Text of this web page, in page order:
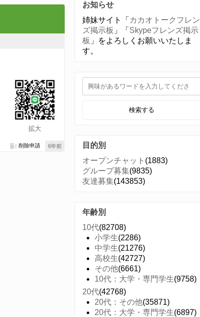
拡大
6年前
削除申請
お知らせ
姉妹サイト「 カカオトークフレン
ズ掲示板 」「 Skypeフレンズ掲示
板 」をよろしくお願いいたしま
す。
検索する
目的別
オープンチャット (1883)
グループ募集(9835)
友達募集(143853)
年齢別
10代(82708)
小学生(2286)
中学生(21276)
高校生(42727)
その他(6661)
10代：大学・専門学生(9758)
20代(42768)
20代：その他(35871)
20代：大学・専門学生(6897)